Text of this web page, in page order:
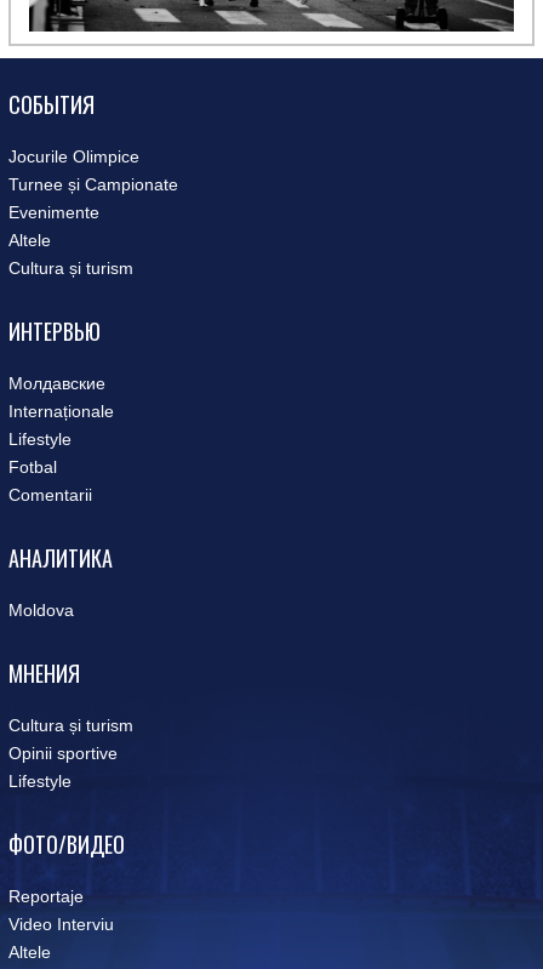
СОБЫТИЯ
Jocurile Olimpice
Turnee și Campionate
Evenimente
Altele
Cultura și turism
ИНТЕРВЬЮ
Молдавские
Internaționale
Lifestyle
Fotbal
Comentarii
АНАЛИТИКА
Moldova
МНЕНИЯ
Cultura și turism
Opinii sportive
Lifestyle
ФОТО/ВИДЕО
Reportaje
Video Interviu
Altele